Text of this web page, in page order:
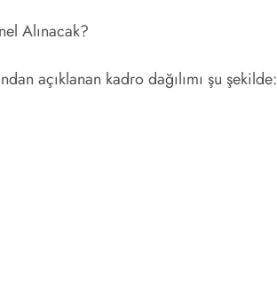
Alınacak?
açıklanan kadro dağılımı şu şekilde: